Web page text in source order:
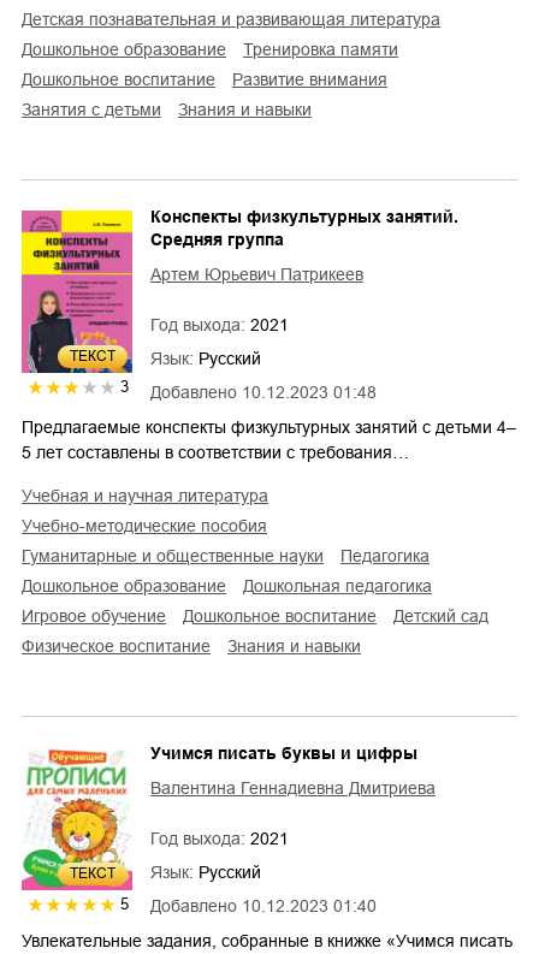
детская познавательная и развивающая литература
дошкольное образование
тренировка памяти
дошкольное воспитание
развитие внимания
занятия с детьми
знания и навыки
ТЕКСТ
3 Добавлено 10.12.2023 01:48
Конспекты физкультурных занятий.
Средняя группа
Артем Юрьевич Патрикеев
Год выхода: 2021
Язык: Русский
Предлагаемые конспекты физкультурных занятий с детьми 4–
5 лет составлены в соответствии с требования…
учебная и научная литература
учебно-методические пособия
гуманитарные и общественные науки
педагогика
дошкольное образование
дошкольная педагогика
игровое обучение
дошкольное воспитание
детский сад
физическое воспитание
знания и навыки
ТЕКСТ
5 Добавлено 10.12.2023 01:40
Учимся писать буквы и цифры
Валентина Геннадиевна Дмитриева
Год выхода: 2021
Язык: Русский
Увлекательные задания, собранные в книжке «Учимся писать